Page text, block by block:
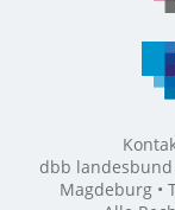
dbb landesbund
Magdeburg •